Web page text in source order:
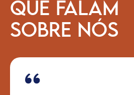
QUE FALAM
SOBRE NÓS